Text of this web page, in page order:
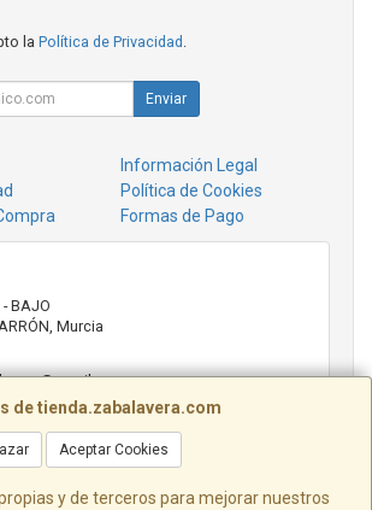
de tienda.zabalavera.com
Aceptar Cookies
y de terceros para mejorar nuestros
la Política de Privacidad .
Enviar
Información Legal
Política de Cookies
Formas de Pago
BAJO
, Murcia
20:00